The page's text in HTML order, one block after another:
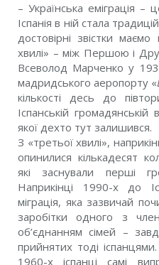
– Українська еміграція –
Іспанія в ній стала
достовірні звістки
хвилі» – між Першою і
Всеволод Марченко у
мадридського аеропорту «
кількості десь до
Іспанській
якої дехто тут залишився.
З «третьої хвилі»,
опинилися кількадесят
які заснували перші
Наприкінці 1990-х до
міграція, яка зазвичай
заробітки одного з
об’єднанням сімей –
прийнятих тоді
1960-х іспанці самі